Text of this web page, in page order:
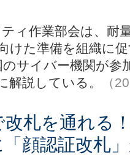
ィ作業部会は、耐
けた準備を組織に
サイバー機関が参
解説している。
（
改札を通れる
顔認証改札